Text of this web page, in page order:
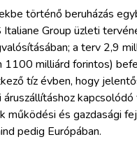
történő beruházás
Group üzleti
a terv 2,9
1100 milliárd forintos)
tíz évben, hogy
működési és gazdasági
pedig Európában.